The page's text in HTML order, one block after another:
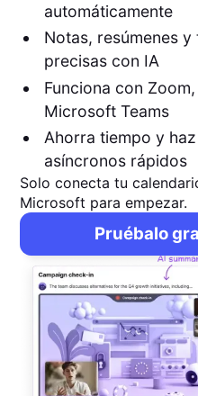
automáticamente
Notas, resúmenes
precisas con IA
Funciona con
Microsoft Teams
Ahorra tiempo y
asíncronos rápidos
Solo conecta tu
Microsoft para empezar.
Pruébalo